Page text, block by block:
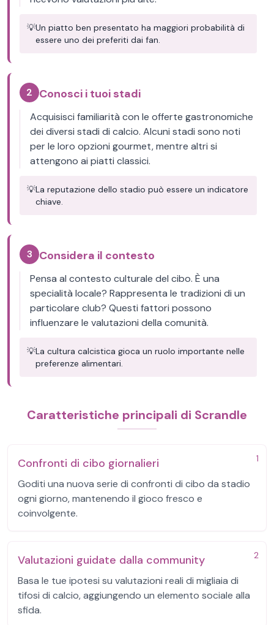
💡Un piatto ben presentato ha maggiori probabilità di
essere uno dei preferiti dai fan.
2 Conosci i tuoi stadi
Acquisisci familiarità con le offerte gastronomiche
dei diversi stadi di calcio. Alcuni stadi sono noti
per le loro opzioni gourmet, mentre altri si
attengono ai piatti classici.
💡La reputazione dello stadio può essere un indicatore
chiave.
3 Considera il contesto
Pensa al contesto culturale del cibo. È una
specialità locale? Rappresenta le tradizioni di un
particolare club? Questi fattori possono
influenzare le valutazioni della comunità.
💡La cultura calcistica gioca un ruolo importante nelle
preferenze alimentari.
Caratteristiche principali di Scrandle
1
Confronti di cibo giornalieri
Goditi una nuova serie di confronti di cibo da stadio
ogni giorno, mantenendo il gioco fresco e
coinvolgente.
2
Valutazioni guidate dalla community
Basa le tue ipotesi su valutazioni reali di migliaia di
tifosi di calcio, aggiungendo un elemento sociale alla
sfida.